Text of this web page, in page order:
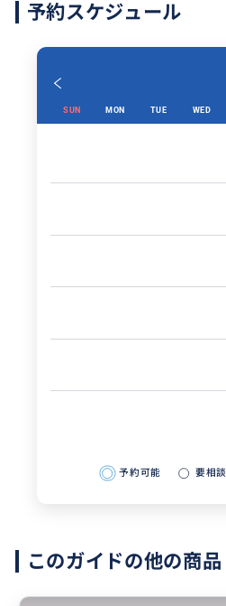
予約スケジュール
SUN MON TUE WED
予約可能 要相談
このガイドの他の商品